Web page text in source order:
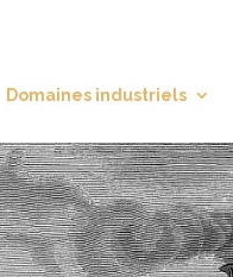
Domaines industriels